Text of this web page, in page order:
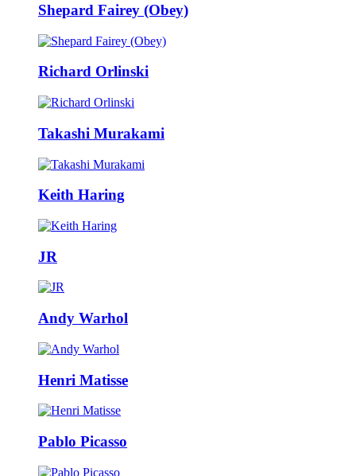
Shepard Fairey (Obey)
Richard Orlinski
Takashi Murakami
Keith Haring
JR
Andy Warhol
Henri Matisse
Pablo Picasso